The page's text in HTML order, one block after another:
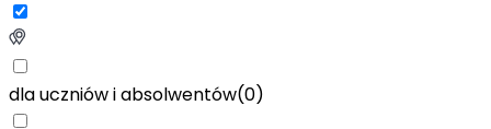
dla uczniów i absolwentów(0)